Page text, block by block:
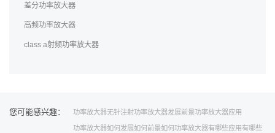
差分功率放大器
高频功率放大器
class a射频功率放大器
您可能感兴趣： 功率放大器无针注射功率放大器发展前景功率放大器应用
功率放大器如何发展如何前景如何功率放大器有哪些应用有哪些